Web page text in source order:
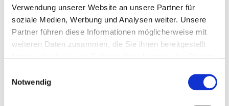
Verwendung unserer Website an unsere Partner für
soziale Medien, Werbung und Analysen weiter. Unsere
Partner führen diese Informationen möglicherweise mit
weiteren Daten zusammen, die Sie ihnen bereitgestellt
Notwendig
Deutsch
Englisch
Julian‑G. Mehler ist außer­dem zerti­fi­zier­ter Prozess­be­